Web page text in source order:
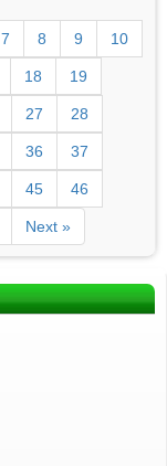
7
8 9 10
18 19
27 28
36 37
45 46
Next »